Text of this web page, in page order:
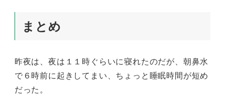
まとめ
昨夜は、夜は１１時ぐらいに寝れたのだが、朝鼻水
で６時前に起きしてまい、ちょっと睡眠時間が短め
だった。